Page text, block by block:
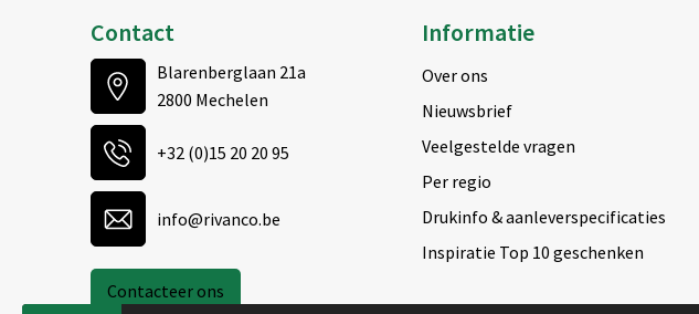
Contact
Blarenberglaan 21a
2800 Mechelen
+32 (0)15 20 20 95
info@rivanco.be
Contacteer ons
Informatie
Over ons
Nieuwsbrief
Veelgestelde vragen
Per regio
Drukinfo & aanleverspecificaties
Inspiratie Top 10 geschenken